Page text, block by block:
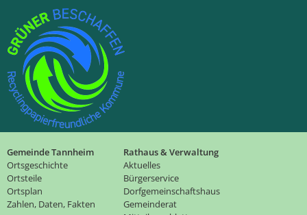
Gemeinde Tannheim
Ortsgeschichte
Ortsteile
Ortsplan
Zahlen, Daten, Fakten
Rathaus & Verwaltung
Aktuelles
Bürgerservice
Dorfgemeinschaftshaus
Gemeinderat